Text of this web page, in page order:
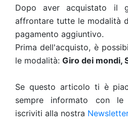
Dopo aver acquistato il
affrontare tutte le modalità
pagamento aggiuntivo.
Prima dell'acquisto, è
le modalità: Giro dei mondi,
Se questo articolo ti è
sempre informato con
iscriviti alla nostra